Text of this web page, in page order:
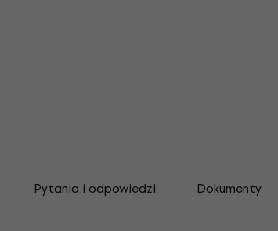
Pytania i odpowiedzi Dokumenty